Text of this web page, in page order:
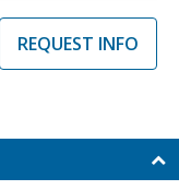
REQUEST INFO